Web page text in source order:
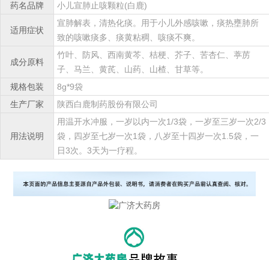
药名品牌 小儿宣肺止咳颗粒(白鹿)
适用症状
宣肺解表，清热化痰。用于小儿外感咳嗽，痰热壅肺所
致的咳嗽痰多、痰黄粘稠、咳痰不爽。
成分原料
竹叶、防风、西南黄芩、桔梗、芥子、苦杏仁、葶苈
子、马兰、黄芪、山药、山楂、甘草等。
规格包装
8g*9袋
生产厂家
陕西白鹿制药股份有限公司
用法说明
用温开水冲服，一岁以内一次1/3袋，一岁至三岁一次2/3
袋，四岁至七岁一次1袋，八岁至十四岁一次1.5袋，一
日3次。3天为一疗程。